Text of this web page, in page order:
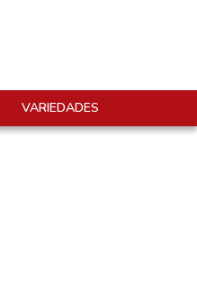
VARIEDADES